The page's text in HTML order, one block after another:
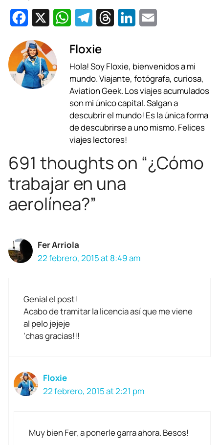
c
e
b
W
a
t
s
A
p
p
l
e
g
r
a
m
e
a
d
s
k
e
d
i
l
Floxie
Hola! Soy Floxie, bienvenidos a mi
mundo. Viajante, fotógrafa, curiosa,
Aviation Geek. Los viajes acumulados
son mi único capital. Salgan a
descubrir el mundo! Es la única forma
de descubrirse a uno mismo. Felices
viajes lectores!
691 thoughts on “¿Cómo
trabajar en una
aerolínea?”
Fer Arriola
22 febrero, 2015 at 8:49 am
Genial el post!
Acabo de tramitar la licencia así que me viene
al pelo jejeje
‘chas gracias!!!
Floxie
22 febrero, 2015 at 2:21 pm
Muy bien Fer, a ponerle garra ahora. Besos!